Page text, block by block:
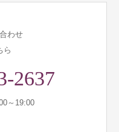
わせ
ら
2637
～19:00